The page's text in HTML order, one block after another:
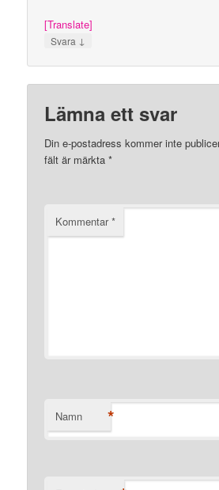
[Translate]
Svara ↓
Lämna ett svar
Din e-postadress kommer inte
fält är märkta*
Kommentar*
Namn *